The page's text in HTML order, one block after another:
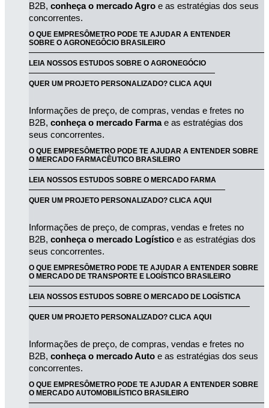
B2B, conheça o mercado Agro e as estratégias dos seus
concorrentes.
O QUE EMPRESÔMETRO PODE TE AJUDAR A ENTENDER
SOBRE O AGRONEGÔCIO BRASILEIRO
LEIA NOSSOS ESTUDOS SOBRE O AGRONEGÓCIO
QUER UM PROJETO PERSONALIZADO? CLICA AQUI
Informações de preço, de compras, vendas e fretes no
B2B, conheça o mercado Farma e as estratégias dos
seus concorrentes.
O QUE EMPRESÔMETRO PODE TE AJUDAR A ENTENDER SOBRE
O MERCADO FARMACÊUTICO BRASILEIRO
LEIA NOSSOS ESTUDOS SOBRE O MERCADO FARMA
QUER UM PROJETO PERSONALIZADO? CLICA AQUI
Informações de preço, de compras, vendas e fretes no
B2B, conheça o mercado Logístico e as estratégias dos
seus concorrentes.
O QUE EMPRESÔMETRO PODE TE AJUDAR A ENTENDER SOBRE
O MERCADO DE TRANSPORTE E LOGÍSTICO BRASILEIRO
LEIA NOSSOS ESTUDOS SOBRE O MERCADO DE LOGÍSTICA
QUER UM PROJETO PERSONALIZADO? CLICA AQUI
Informações de preço, de compras, vendas e fretes no
B2B, conheça o mercado Auto e as estratégias dos seus
concorrentes.
O QUE EMPRESÔMETRO PODE TE AJUDAR A ENTENDER SOBRE
O MERCADO AUTOMOBILÍSTICO BRASILEIRO